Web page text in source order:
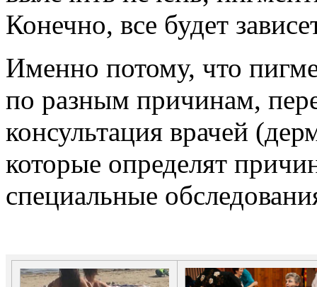
Конечно, все будет
Именно потому, что
по разным причинам,
консультация врачей
которые определят
специальные